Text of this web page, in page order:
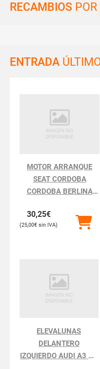
RECAMBIOS
ENTRADA
MOTOR ARRANQUE
SEAT CORDOBA
CORDOBA BERLINA
30,25€
25,00€
ELEVALUNAS
DELANTERO
IZQUIERDO AUDI A3 A3